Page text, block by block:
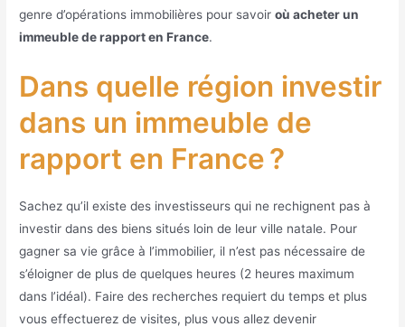
genre d’opérations immobilières pour savoiroù acheter un
immeuble de rapport en France.
Dans quelle région investir
dans un immeuble de
rapport en France ?
Sachez qu’il existe des investisseurs qui ne rechignent pas à
investir dans des biens situés loin de leur ville natale. Pour
gagner sa vie grâce à l’immobilier, il n’est pas nécessaire de
s’éloigner de plus de quelques heures (2 heures maximum
dans l’idéal). Faire des recherches requiert du temps et plus
vous effectuerez de visites, plus vous allez devenir